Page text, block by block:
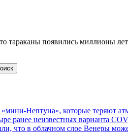
тараканы появились миллионы
Нептуна», которые теряют
ранее неизвестных варианта
что в облачном слое Венеры